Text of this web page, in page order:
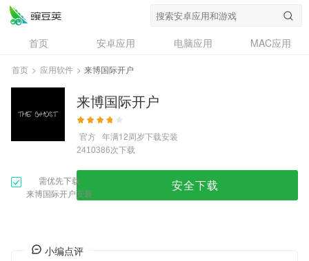
首页 安卓应用 电脑应用
MAC应用
资讯
专题
首页 > 应用软件 > 来博国际开户
来博国际开户
官方 年满12周岁下载安装
2410386次下载
需优先下载
来博国际开户安装
安全下载
小编点评